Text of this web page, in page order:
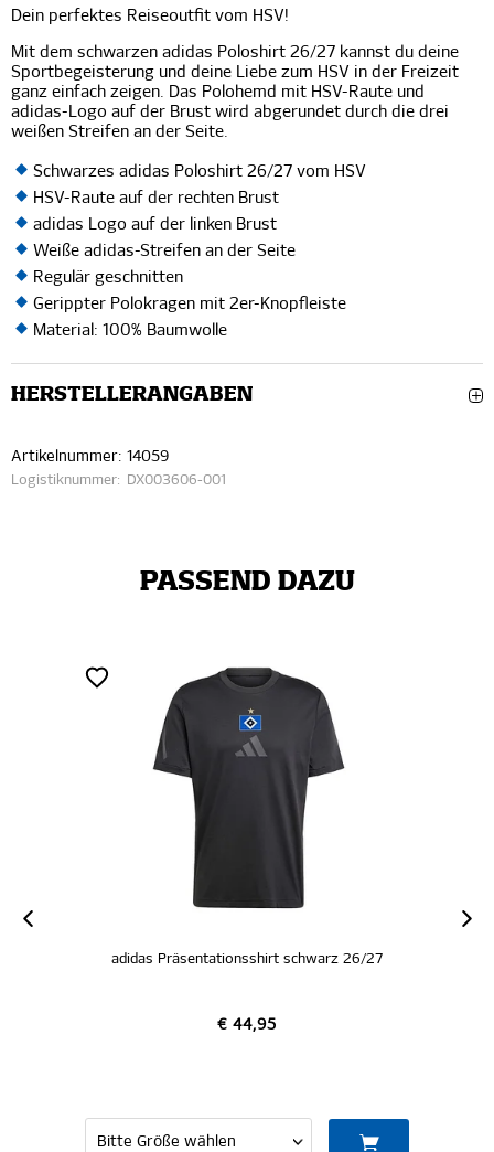
Dein perfektes Reiseoutfit vom HSV!
Mit dem schwarzen adidas Poloshirt 26/27 kannst du deine
Sportbegeisterung und deine Liebe zum HSV in der Freizeit
ganz einfach zeigen. Das Polohemd mit HSV-Raute und
adidas-Logo auf der Brust wird abgerundet durch die drei
weißen Streifen an der Seite.
Schwarzes adidas Poloshirt 26/27 vom HSV
HSV-Raute auf der rechten Brust
adidas Logo auf der linken Brust
Weiße adidas-Streifen an der Seite
Regulär geschnitten
Gerippter Polokragen mit 2er-Knopfleiste
Material: 100% Baumwolle
HERSTELLERANGABEN
Artikelnummer: 14059
Logistiknummer: DX003606-001
PASSEND DAZU
schwarz 26/27 adidas